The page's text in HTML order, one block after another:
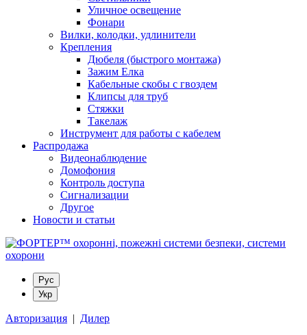
Уличное освещение
Фонари
Вилки, колодки, удлинители
Крепления
Дюбеля (быстрого монтажа)
Зажим Елка
Кабельные скобы с гвоздем
Клипсы для труб
Стяжки
Такелаж
Инструмент для работы с кабелем
Распродажа
Видеонаблюдение
Домофония
Контроль доступа
Сигнализации
Другое
Новости и статьи
Рус
Укр
Авторизация | Дилер